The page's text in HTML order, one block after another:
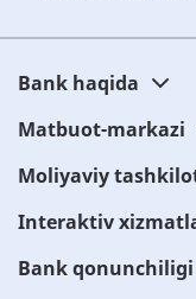
Bank haqida
Matbuot-markazi
Moliyaviy
Interaktiv
Bank qonunchiligi